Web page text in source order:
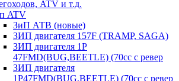
ATV и т.д.
ATV
ЗиП АТВ (новые)
ЗИП двигателя 157F (TRAMP, SAGA)
ЗИП двигателя 1P
47FMD(BUG,BEETLE) (70cc с ревер
ЗИП двигателя
1P47FMD(BUG,BEETLE) (70cc с ревер